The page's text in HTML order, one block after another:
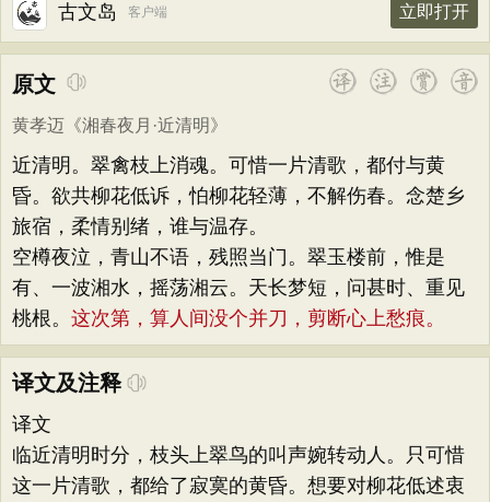
古文岛 客户端 立即打开
原文
黄孝迈 《湘春夜月·近清明》
近清明。翠禽枝上消魂。可惜一片清歌，都付与黄
昏。欲共柳花低诉，怕柳花轻薄，不解伤春。念楚乡
旅宿，柔情别绪，谁与温存。
空樽夜泣，青山不语，残照当门。翠玉楼前，惟是
有、一波湘水，摇荡湘云。天长梦短，问甚时、重见
桃根。 这次第，算人间没个并刀，剪断心上愁痕。
译文及注释
译文
临近清明时分，枝头上翠鸟的叫声婉转动人。只可惜
这一片清歌，都给了寂寞的黄昏。想要对柳花低述衷